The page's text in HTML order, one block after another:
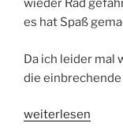
wieder Rad
es hat Spaß
Da ich leider mal
die einbrechende
„Nix
weiterlesen